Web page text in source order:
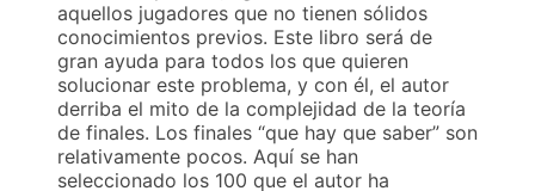
aquellos jugadores que no tienen sólidos
conocimientos previos. Este libro será de
gran ayuda para todos los que quieren
solucionar este problema, y con él, el autor
derriba el mito de la complejidad de la teoría
de finales. Los finales “que hay que saber” son
relativamente pocos. Aquí se han
seleccionado los 100 que el autor ha